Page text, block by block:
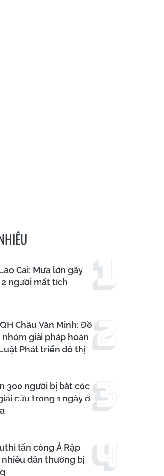
Cai: Mưa lớn gây
2 người mất tích
Châu Văn Minh: Đề
nhóm giải pháp hoàn
Phát triển đô thị
300 người bị bắt cóc
cứu trong 1 ngày ở
tấn công Ả Rập
nhiều dân thường bị